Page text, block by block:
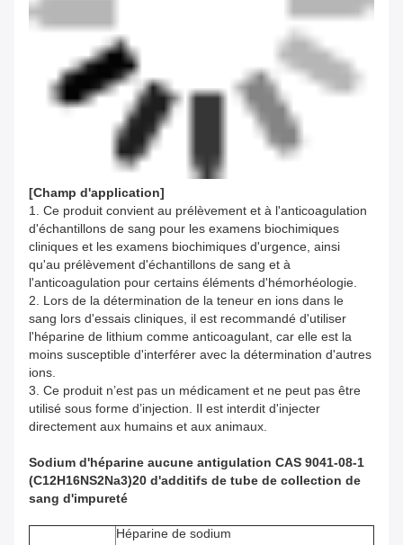
[Champ d'application]
1. Ce produit convient au prélèvement et à l'anticoagulation
d'échantillons de sang pour les examens biochimiques
cliniques et les examens biochimiques d'urgence, ainsi
qu'au prélèvement d'échantillons de sang et à
l'anticoagulation pour certains éléments d'hémorhéologie.
2. Lors de la détermination de la teneur en ions dans le
sang lors d'essais cliniques, il est recommandé d'utiliser
l'héparine de lithium comme anticoagulant, car elle est la
moins susceptible d'interférer avec la détermination d'autres
ions.
3. Ce produit n’est pas un médicament et ne peut pas être
utilisé sous forme d’injection. Il est interdit d'injecter
directement aux humains et aux animaux.
Sodium d'héparine aucune antigulation CAS 9041-08-1
(C12H16NS2Na3)20 d'additifs de tube de collection de
sang d'impureté
Héparine de sodium